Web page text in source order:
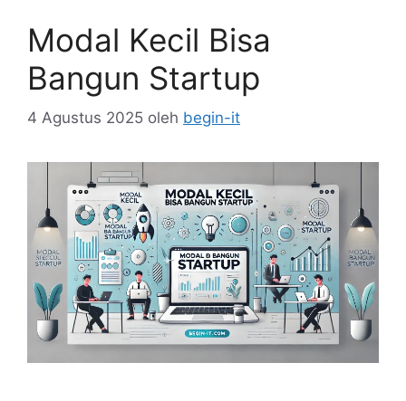
Modal Kecil Bisa
Bangun Startup
4 Agustus 2025 oleh begin-it